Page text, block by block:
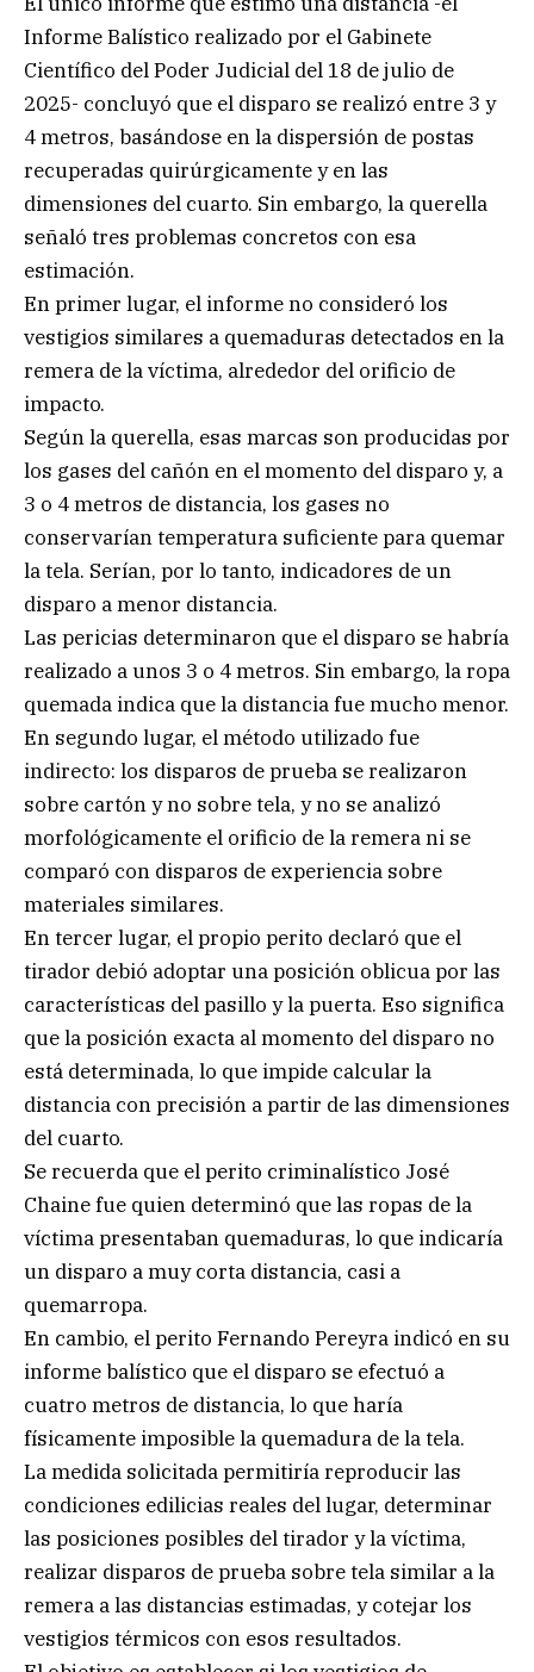
Informe Balístico realizado por el Gabinete
Científico del Poder Judicial del 18 de julio de
2025- concluyó que el disparo se realizó entre 3 y
4 metros, basándose en la dispersión de postas
recuperadas quirúrgicamente y en las
dimensiones del cuarto. Sin embargo, la querella
señaló tres problemas concretos con esa
estimación.
En primer lugar, el informe no consideró los
vestigios similares a quemaduras detectados en la
remera de la víctima, alrededor del orificio de
impacto.
Según la querella, esas marcas son producidas por
los gases del cañón en el momento del disparo y, a
3 o 4 metros de distancia, los gases no
conservarían temperatura suficiente para quemar
la tela. Serían, por lo tanto, indicadores de un
disparo a menor distancia.
Las pericias determinaron que el disparo se habría
realizado a unos 3 o 4 metros. Sin embargo, la ropa
quemada indica que la distancia fue mucho menor.
En segundo lugar, el método utilizado fue
indirecto: los disparos de prueba se realizaron
sobre cartón y no sobre tela, y no se analizó
morfológicamente el orificio de la remera ni se
comparó con disparos de experiencia sobre
materiales similares.
En tercer lugar, el propio perito declaró que el
tirador debió adoptar una posición oblicua por las
características del pasillo y la puerta. Eso significa
que la posición exacta al momento del disparo no
está determinada, lo que impide calcular la
distancia con precisión a partir de las dimensiones
del cuarto.
Se recuerda que el perito criminalístico José
Chaine fue quien determinó que las ropas de la
víctima presentaban quemaduras, lo que indicaría
un disparo a muy corta distancia, casi a
quemarropa.
En cambio, el perito Fernando Pereyra indicó en su
informe balístico que el disparo se efectuó a
cuatro metros de distancia, lo que haría
físicamente imposible la quemadura de la tela.
La medida solicitada permitiría reproducir las
condiciones edilicias reales del lugar, determinar
las posiciones posibles del tirador y la víctima,
realizar disparos de prueba sobre tela similar a la
remera a las distancias estimadas, y cotejar los
vestigios térmicos con esos resultados.